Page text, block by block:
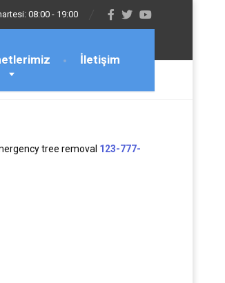
08:00 - 19:00
İletişim
tree removal 123-777-